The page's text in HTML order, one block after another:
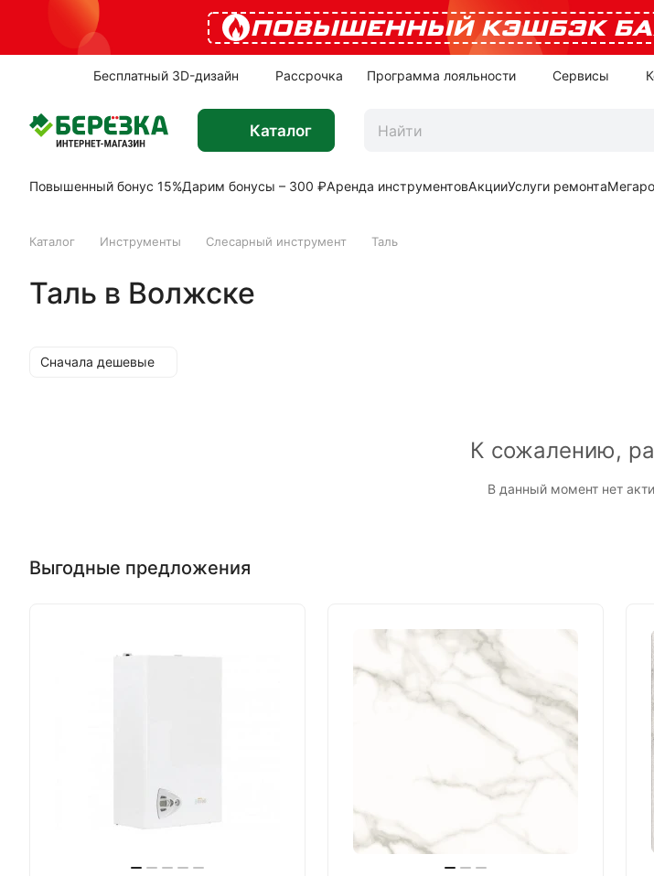
ПОВЫШЕННЫЙ КЭШБЭК
Бесплатный 3D-дизайн Рассрочка Программа лояльности Сервисы
Каталог
Повышенный бонус 15%Дарим бонусы – 300 ₽Аренда инструментовАкцииУслуги ремонта
Каталог Инструменты Слесарный инструмент Таль
Таль в Волжске
Сначала дешевые
К сожалению,
В данный момент нет
Выгодные предложения